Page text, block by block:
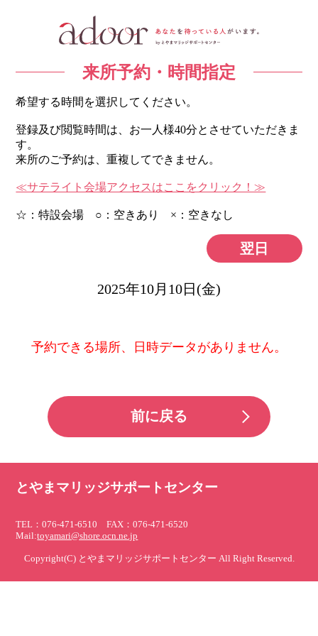
来所予約・時間指定
希望する時間を選択してください。
登録及び閲覧時間は、お一人様40分とさせていただきま
す。
来所のご予約は、重複してできません。
≪サテライト会場アクセスはここをクリック！≫
☆：特設会場 ○：空きあり ×：空きなし
翌日
2025年10月10日(金)
予約できる場所、日時データがありません。
前に戻る
とやまマリッジサポートセンター
TEL：076-471-6510 FAX：076-471-6520
Mail:toyamari@shore.ocn.ne.jp
Copyright(C) とやまマリッジサポートセンター All Right Reserved.